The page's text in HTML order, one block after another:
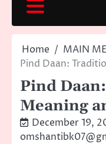
Home
MAIN
Pind Daan:
Pind
Meaning
December 19,